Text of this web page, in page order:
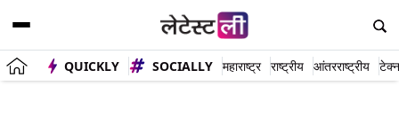
QUICKLY SOCIALLY महाराष्ट्र राष्ट्रीय आंतरराष्ट्रीय